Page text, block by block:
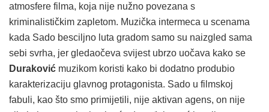
atmosfere filma, koja nije nužno povezana s
kriminalističkim zapletom. Muzička intermeca u scenama
kada Sado besciljno luta gradom samo su naizgled sama
sebi svrha, jer gledaočeva svijest ubrzo uočava kako se
Duraković muzikom koristi kako bi dodatno produbio
karakterizaciju glavnog protagonista. Sado u filmskoj
fabuli, kao što smo primijetili, nije aktivan agens, on nije